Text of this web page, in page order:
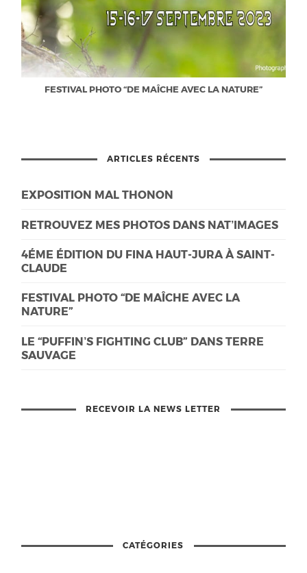
FESTIVAL PHOTO “DE MAÎCHE AVEC LA NATURE”
ARTICLES RÉCENTS
EXPOSITION MAL THONON
RETROUVEZ MES PHOTOS DANS NAT’IMAGES
4ÉME ÉDITION DU FINA HAUT-JURA À SAINT-
CLAUDE
FESTIVAL PHOTO “DE MAÎCHE AVEC LA
NATURE”
LE “PUFFIN’S FIGHTING CLUB” DANS TERRE
SAUVAGE
RECEVOIR LA NEWS LETTER
CATÉGORIES